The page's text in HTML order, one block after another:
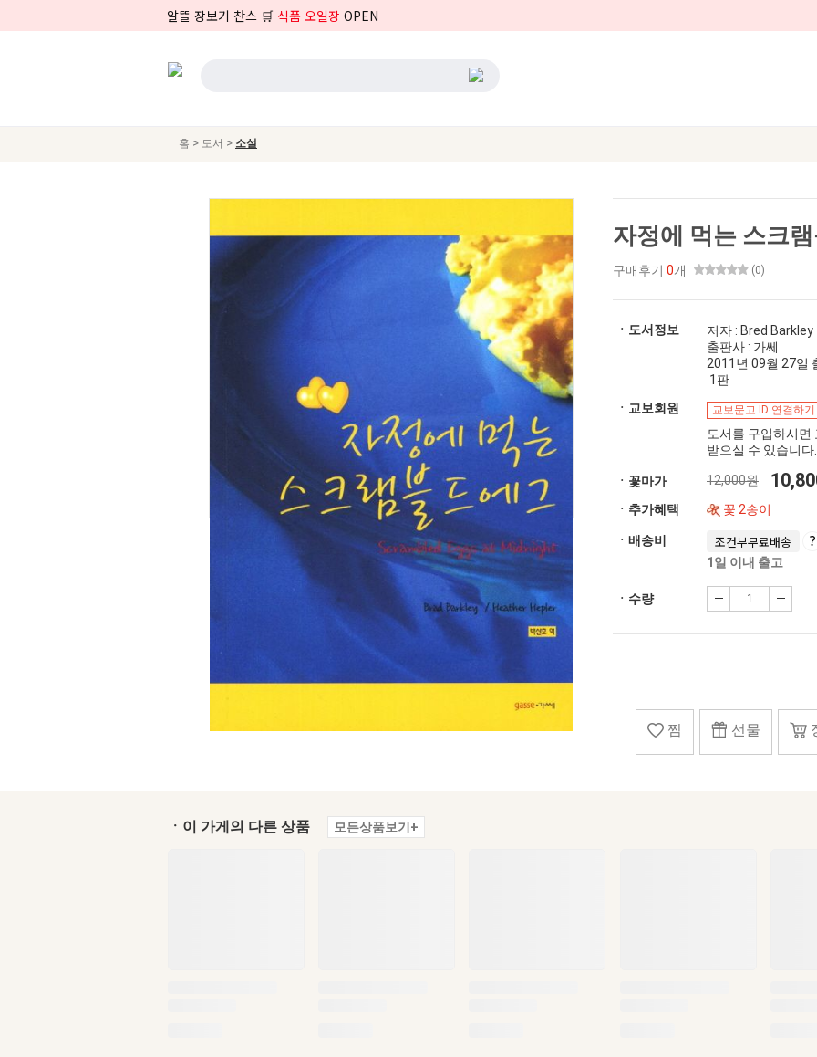
알뜰 장보기 찬스 🛒 식품 오일장 OPEN
홈 > 도서 > 소설
자정에 먹는 스크
구매후기 0개 (0)
ㆍ도서정보
저자 : Bred Barkley
출판사 : 가쎄
2011년 09월 27일
1판
ㆍ교보회원
교보문고 ID 연결하기
도서를 구입하시면
받으실 수 있습니다.
ㆍ꽃마가 12,000원
ㆍ추가혜택 꽃 2송이
ㆍ배송비 조건부무료배송
1일 이내 출고
ㆍ수량
찜 선물
ㆍ이 가게의 다른 상품 모든상품보기+